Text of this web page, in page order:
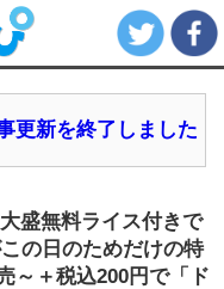
更新を終了しました
盛無料ライス付きで
の日のためだけの特
～＋税込200円で「ド